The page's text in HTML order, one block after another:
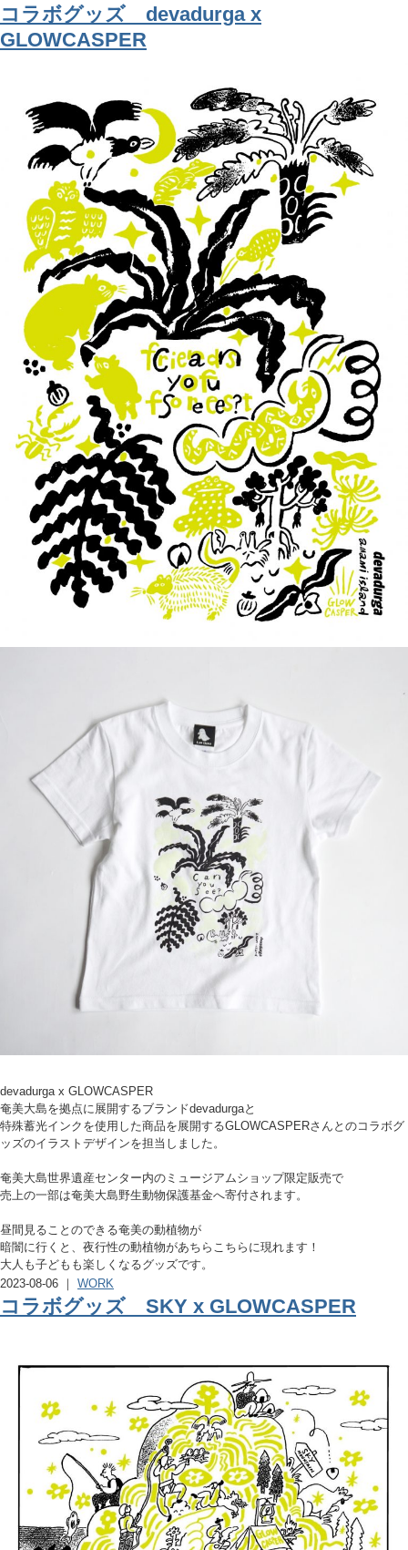
コラボグッズ devadurga x
GLOWCASPER
devadurga x GLOWCASPER
奄美大島を拠点に展開するブランドdevadurgaと
特殊蓄光インクを使用した商品を展開するGLOWCASPERさんとのコラボグ
ッズのイラストデザインを担当しました。
奄美大島世界遺産センター内のミュージアムショップ限定販売で
売上の一部は奄美大島野生動物保護基金へ寄付されます。
昼間見ることのできる奄美の動植物が
暗闇に行くと、夜行性の動植物があちらこちらに現れます！
大人も子どもも楽しくなるグッズです。
2023-08-06 ｜ WORK
コラボグッズ SKY x GLOWCASPER